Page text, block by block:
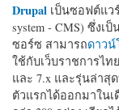
Drupal เป็นซอฟต์แวร์
system - CMS) ซึ่ง
ซอร์ซ สามารถดาว
ใช้กับเว็บราชการไท
และ 7.x และรุ่นล่าสุ
ตัวแรกได้ออกมาใน